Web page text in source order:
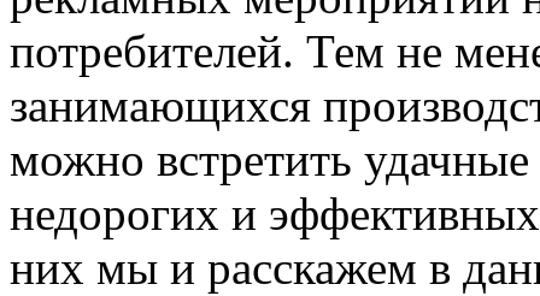
потребителей. Тем не
занимающихся
можно встретить
недорогих и
них мы и расскажем в